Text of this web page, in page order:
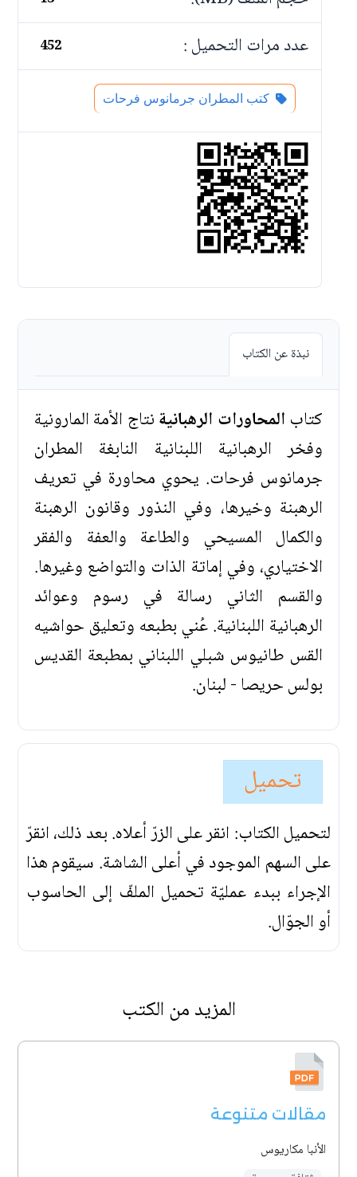
عدد مرات التحميل : 452
كتب المطران جرمانوس فرحات
نبذة عن الكتاب
كتاب المحاورات الرهبانيةنتاج الأمة المارونية
وفخر الرهبانية اللبنانية النابغة المطران
جرمانوس فرحات. يحوي محاورة في تعريف
الرهبنة وخيرها، وفي النذور وقانون الرهبنة
والكمال المسيحي والطاعة والعفة والفقر
الاختياري، وفي إماتة الذات والتواضع وغيرها.
والقسم الثاني رسالة في رسوم وعوائد
الرهبانية اللبنانية. عُني بطبعه وتعليق حواشيه
القس طانيوس شبلي اللبناني بمطبعة القديس
بولس حريصا - لبنان.
تحميل
لتحميل الكتاب: انقر على الزرّ أعلاه. بعد ذلك، انقرّ
على السهم الموجود في أعلى الشاشة. سيقوم هذا
الإجراء ببدء عمليّة تحميل الملفّ إلى الحاسوب
أو الجوّال.
المزيد من الكتب
مقالات متنوعة
الأنبا مكاريوس